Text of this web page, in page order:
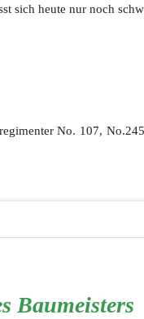
sich heute nur noch
No. 107,
Baumeisters